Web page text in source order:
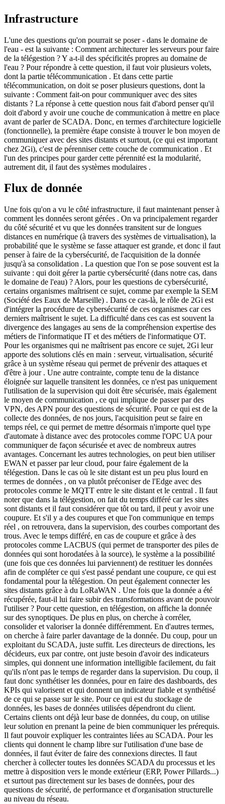
Infrastructure
L'une des questions qu'on pourrait se poser - dans le domaine de
l'eau - est la suivante : Comment architecturer les serveurs pour faire
de la télégestion ? Y a-t-il des spécificités propres au domaine de
l'eau ? Pour répondre à cette question, il faut voir plusieurs volets,
dont la partie télécommunication . Et dans cette partie
télécommunication, on doit se poser plusieurs questions, dont la
suivante : Comment fait-on pour communiquer avec des sites
distants ? La réponse à cette question nous fait d'abord penser qu'il
doit d'abord y avoir une couche de communication à mettre en place
avant de parler de SCADA. Donc, en termes d'architecture logicielle
(fonctionnelle), la première étape consiste à trouver le bon moyen de
communiquer avec des sites distants et surtout, (ce qui est important
chez 2Gi), c'est de pérenniser cette couche de communication . Et
l'un des principes pour garder cette pérennité est la modularité,
autrement dit, il faut des systèmes modulaires .
Flux de donnée
Une fois qu'on a vu le côté infrastructure, il faut maintenant penser à
comment les données seront gérées . On va principalement regarder
du côté sécurité et vu que les données transitent sur de longues
distances en numérique (à travers des systèmes de virtualisation), la
probabilité que le système se fasse attaquer est grande, et donc il faut
penser à faire de la cybersécurité, de l'acquisition de la donnée
jusqu'à sa consolidation . La question que l'on se pose souvent est la
suivante : qui doit gérer la partie cybersécurité (dans notre cas, dans
le domaine de l'eau) ? Alors, pour les questions de cybersécurité,
certains organismes maîtrisent ce sujet, comme par exemple la SEM
(Société des Eaux de Marseille) . Dans ce cas-là, le rôle de 2Gi est
d'intégrer la procédure de cybersécurité de ces organismes car ces
derniers maîtrisent le sujet. La difficulté dans ces cas est souvent la
divergence des langages au sens de la compréhension expertise des
métiers de l'informatique IT et des métiers de l'informatique OT.
Pour les organismes qui ne maîtrisent pas encore ce sujet, 2Gi leur
apporte des solutions clés en main : serveur, virtualisation, sécurité
grâce à un système réseau qui permet de prévenir des attaques et
d'être à jour . Une autre contrainte, compte tenu de la distance
éloignée sur laquelle transitent les données, ce n'est pas uniquement
l'utilisation de la supervision qui doit être sécurisée, mais également
le moyen de communication , ce qui implique de passer par des
VPN, des APN pour des questions de sécurité. Pour ce qui est de la
collecte des données, de nos jours, l'acquisition peut se faire en
temps réel, ce qui permet de mettre désormais n'importe quel type
d'automate à distance avec des protocoles comme l'OPC UA pour
communiquer de façon sécurisée et avec de nombreux autres
avantages. Concernant les autres technologies, on peut bien utiliser
EWAN et passer par leur cloud, pour faire également de la
télégestion. Dans le cas où le site distant est un peu plus lourd en
termes de données , on va plutôt préconiser de l'Edge avec des
protocoles comme le MQTT entre le site distant et le central . Il faut
noter que dans la télégestion, on fait du temps différé car les sites
sont distants et il faut considérer que tôt ou tard, il peut y avoir une
coupure. Et s'il y a des coupures et que l'on communique en temps
réel , on retrouvera, dans la supervision, des courbes comportant des
trous. Avec le temps différé, en cas de coupure et grâce à des
protocoles comme LACBUS (qui permet de transporter des piles de
données qui sont horodatées à la source), le système a la possibilité
(une fois que ces données lui parviennent) de restituer les données
afin de compléter ce qui s'est passé pendant une coupure, ce qui est
fondamental pour la télégestion. On peut également connecter les
sites distants grâce à du LoRaWAN . Une fois que la donnée a été
récupérée, faut-il lui faire subir des transformations avant de pouvoir
l'utiliser ? Pour cette question, en télégestion, on affiche la donnée
sur des synoptiques. De plus en plus, on cherche à corréler,
consolider et valoriser la donnée différemment. En d'autres termes,
on cherche à faire parler davantage de la donnée. Du coup, pour un
exploitant du SCADA, juste suffit. Les directeurs de directions, les
décideurs, eux par contre, ont juste besoin d'avoir des indicateurs
simples, qui donnent une information intelligible facilement, du fait
qu'ils n'ont pas le temps de regarder dans la supervision. Du coup, il
faut donc synthétiser les données, pour en faire des dashboards, des
KPIs qui valorisent et qui donnent un indicateur fiable et synthétisé
de ce qui se passe sur le site. Pour ce qui est du stockage de
données, les bases de données utilisées dépendront du client.
Certains clients ont déjà leur base de données, du coup, on utilise
leur solution en prenant la peine de bien communiquer les prérequis.
Il faut pouvoir expliquer les contraintes liées au SCADA. Pour les
clients qui donnent le champ libre sur l'utilisation d'une base de
données, il faut éviter de faire des connexions directes. Il faut
chercher à collecter toutes les données SCADA du processus et les
mettre à disposition vers le monde extérieur (ERP, Power Pillards...)
et surtout pas directement sur les bases de données, pour des
questions de sécurité, de performance et d'organisation structurelle
au niveau du réseau.